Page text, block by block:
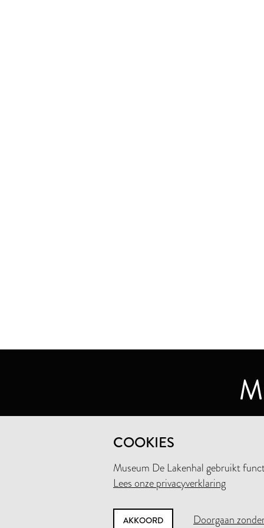
COOKIES
Museum De Lakenhal gebruikt
Lees onze privacyverklaring
AKKOORD Doorgaan
MUSEUM DE LAKENHAL
OUDE SINGEL 32
+31 (0)71 5165360